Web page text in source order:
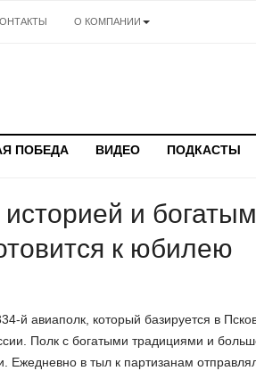
О КОМПАНИИ
ПОБЕДА ВИДЕО ПОДКАСТЫ
и
к юбилею
й авиаполк, который базируется в
Полк с богатыми традициями и
Ежедневно в тыл к партизанам